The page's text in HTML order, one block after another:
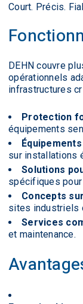
Court. Précis.
DEHN couvre
opérationnels
infrastructures
Protection
équipements
sur installations
Solutions
spécifiques
Concepts
sites industriels
Services
et maintenance.